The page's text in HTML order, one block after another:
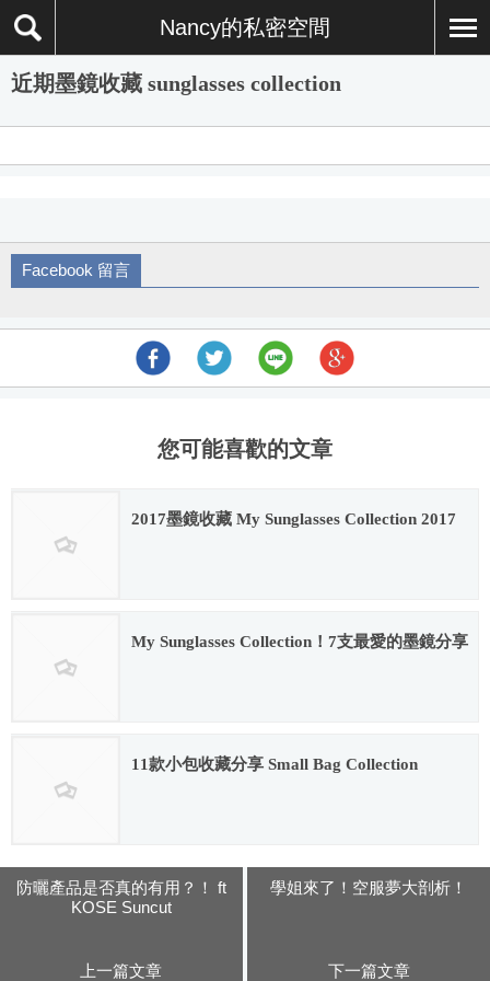
Nancy的私密空間
近期墨鏡收藏 sunglasses collection
Facebook 留言
您可能喜歡的文章
2017墨鏡收藏 My Sunglasses Collection 2017
My Sunglasses Collection！7支最愛的墨鏡分享
11款小包收藏分享 Small Bag Collection
防曬產品是否真的有用？！ ft
KOSE Suncut
上一篇文章
學姐來了！空服夢大剖析！
下一篇文章